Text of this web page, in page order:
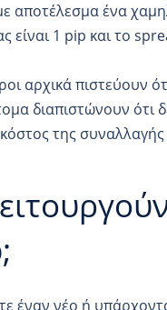
αποτέλεσμα ένα
είναι 1 pip και το
αρχικά πιστεύουν
διαπιστώνουν ότι
της
έναν νέο ή